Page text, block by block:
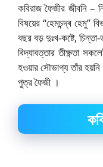
কবিরাজ ফৈজীর জীবনি
বিষয়ের “হেমচন্দ্ৰ হেমু”
বছর বড় দুঃখ-কষ্টে,
বিদ্যাবত্তার তীক্ষ্ণতা
হওয়ার সৌভাগ্য তাঁর
পুত্র ফৈজী ।